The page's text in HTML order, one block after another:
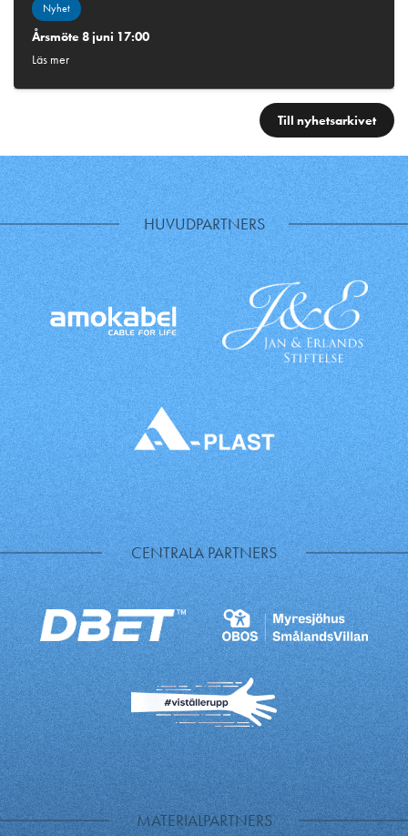
Nyhet
Årsmöte 8 juni 17:00
Läs mer
Till nyhetsarkivet
HUVUDPARTNERS
CENTRALA PARTNERS
MATERIALPARTNERS